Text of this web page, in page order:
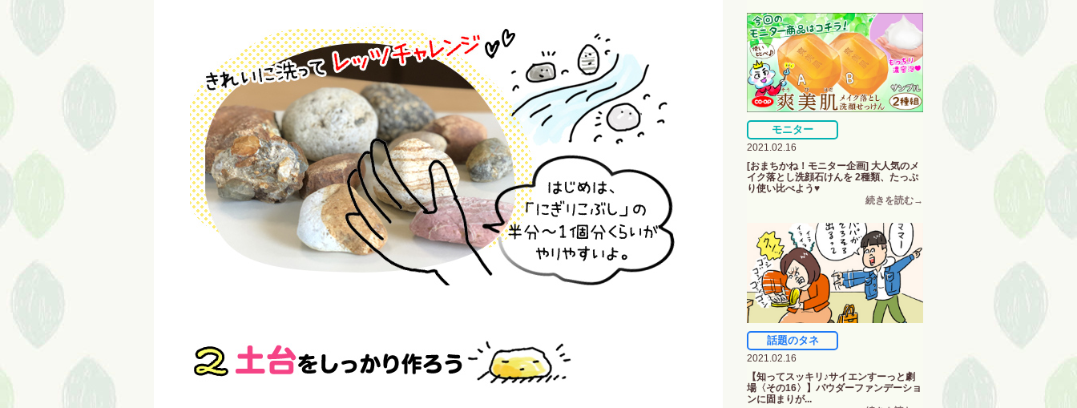
モニター
2021.02.16
[おまちかね！モニター企画] 大人気のメ
イク落とし洗顔石けんを 2種類、たっぷ
り使い比べよう♥
話題のタネ
2021.02.16
【知ってスッキリ♪サイエンすーっと劇
場〈その16〉】パウダーファンデーショ
ンに固まりが...